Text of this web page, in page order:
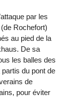
par les
Rochefort)
au pied de la
De sa
les balles des
du pont de
de
pour éviter